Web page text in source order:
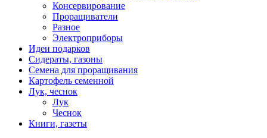
Консервирование
Проращиватели
Разное
Электроприборы
Идеи подарков
Сидераты, газоны
Семена для проращивания
Картофель семенной
Лук, чеснок
Лук
Чеснок
Книги, газеты